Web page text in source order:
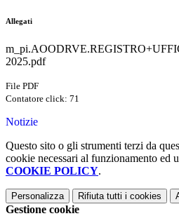
Allegati
2025.pdf
File PDF
Contatore click: 71
Notizie
Questo sito o gli strumenti terzi da
cookie necessari al funzionamento ed
COOKIE POLICY.
Personalizza Rifiuta tutti i cookies
Gestione cookie